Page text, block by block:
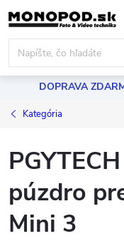
Prejsť
na
obsah
DOPRAVA
Kategória
púzdro
Mini 3